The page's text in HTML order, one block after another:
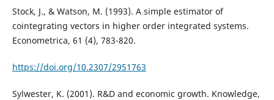
Stock, J., & Watson, M. (1993). A simple estimator of
cointegrating vectors in higher order integrated systems.
Econometrica, 61 (4), 783-820.
https://doi.org/10.2307/2951763
Sylwester, K. (2001). R&D and economic growth. Knowledge,